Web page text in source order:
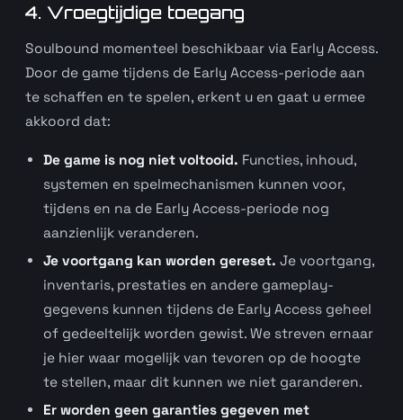
4. Vroegtijdige toegang
Soulbound momenteel beschikbaar via Early Access.
Door de game tijdens de Early Access-periode aan
te schaffen en te spelen, erkent u en gaat u ermee
akkoord dat:
De game is nog niet voltooid. Functies, inhoud,
systemen en spelmechanismen kunnen voor,
tijdens en na de Early Access-periode nog
aanzienlijk veranderen.
Je voortgang kan worden gereset. Je voortgang,
inventaris, prestaties en andere gameplay-
gegevens kunnen tijdens de Early Access geheel
of gedeeltelijk worden gewist. We streven ernaar
je hier waar mogelijk van tevoren op de hoogte
te stellen, maar dit kunnen we niet garanderen.
Er worden geen garanties gegeven met